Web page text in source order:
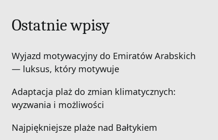
Ostatnie wpisy
Wyjazd motywacyjny do Emiratów Arabskich
— luksus, który motywuje
Adaptacja plaż do zmian klimatycznych:
wyzwania i możliwości
Najpiękniejsze plaże nad Bałtykiem